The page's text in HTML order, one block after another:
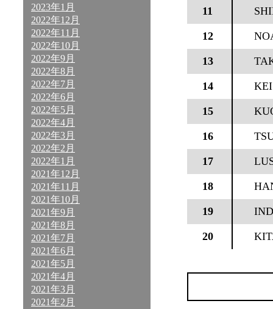
2023年1月
2022年12月
2022年11月
2022年10月
2022年9月
2022年8月
2022年7月
2022年6月
2022年5月
2022年4月
2022年3月
2022年2月
2022年1月
2021年12月
2021年11月
2021年10月
2021年9月
2021年8月
2021年7月
2021年6月
2021年5月
2021年4月
2021年3月
2021年2月
11
12
13
14
15
16
17
18
19
20